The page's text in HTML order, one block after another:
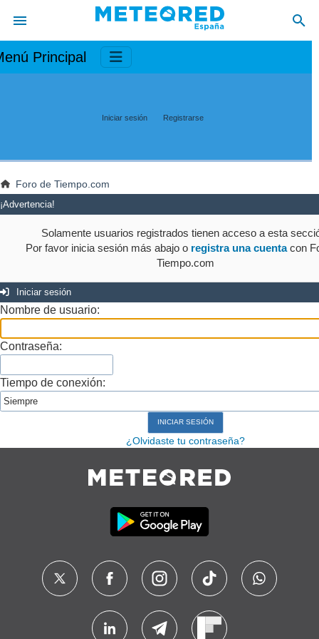
Principal
Iniciar sesión Registrarse
Foro de Tiempo.com
¡Advertencia!
Solamente usuarios registrados tienen acceso a esta
Por favor inicia sesión más abajo o registra una cuentacon
Tiempo.com
Iniciar sesión
Nombre de usuario:
Contraseña:
Tiempo de conexión:
¿Olvidaste tu contraseña?